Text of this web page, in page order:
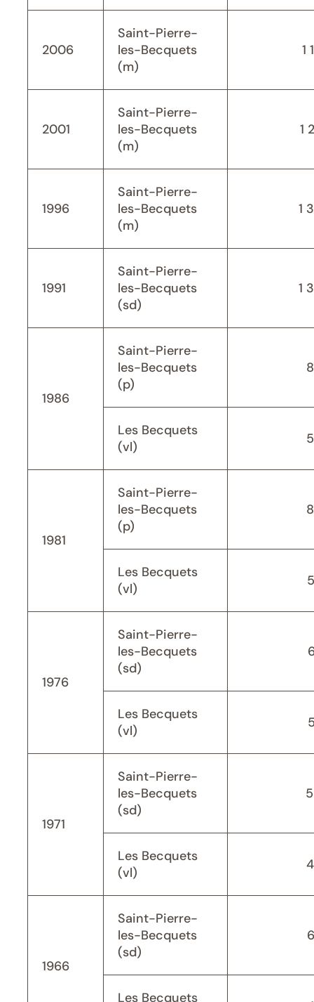
2006
Saint-Pierre-
les-Becquets
(m)
1
2001
Saint-Pierre-
les-Becquets
(m)
1
1996
Saint-Pierre-
les-Becquets
(m)
1
1991
Saint-Pierre-
les-Becquets
(sd)
1
1986
Saint-Pierre-
les-Becquets
(p)
Les Becquets
(vl)
1981
Saint-Pierre-
les-Becquets
(p)
Les Becquets
(vl)
1976
Saint-Pierre-
les-Becquets
(sd)
Les Becquets
(vl)
1971
Saint-Pierre-
les-Becquets
(sd)
Les Becquets
(vl)
1966
Saint-Pierre-
les-Becquets
(sd)
Les Becquets